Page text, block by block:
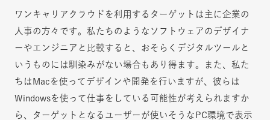
ワンキャリアクラウドを利用するターゲットは主に企業の
人事の方々です。私たちのようなソフトウェアのデザイナ
ーやエンジニアと比較すると、おそらくデジタルツールと
いうものには馴染みがない場合もあり得ます。また、私た
ちはMacを使ってデザインや開発を行いますが、彼らは
Windowsを使って仕事をしている可能性が考えられますか
ら、ターゲットとなるユーザーが使いそうなPC環境で表示